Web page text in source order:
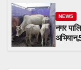
NEWS
नगर